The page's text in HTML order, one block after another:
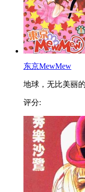
东京MewMew
地球，无比美丽
评分: